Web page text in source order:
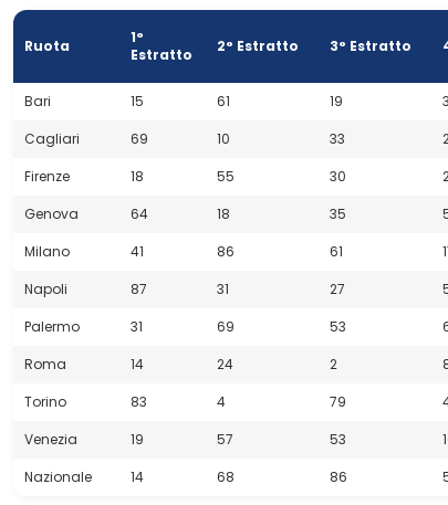
Ruota
1°
Estratto
2° Estratto 3° Estratto
Bari
15 61 19
Cagliari
69 10 33
Firenze
18 55 30
Genova
64 18 35
Milano
41 86 61
Napoli
87 31 27
Palermo
31 69 53
Roma
14 24 2
Torino
83 4 79
Venezia
19 57 53
Nazionale
14 68 86